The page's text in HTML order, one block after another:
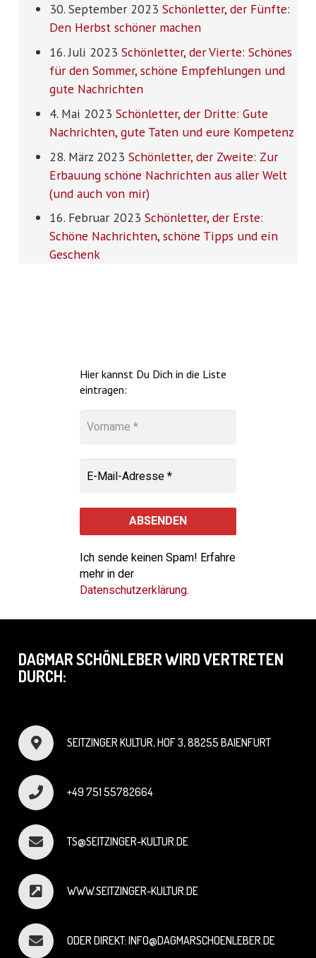
30. September 2023 Schönletter, der Fünfte:
Den Herbst schöner machen
16. Juli 2023 Schönletter, der Vierte: Schönes
für den Sommer, schöne Empfehlungen und
gute Nachrichten
4. Mai 2023 Schönletter, der Dritte: Gute
Nachrichten, gute Taten und eure Kompetenz
28. März 2023 Schönletter, der Zweite: Zur
Erbauung schöne Nachrichten aus aller Welt
(und auch von mir)
16. Februar 2023 Schönletter, der Erste:
Schöne Nachrichten, schöne Tipps und ein
Geschenk
Hier kannst Du Dich in die Liste
eintragen:
Ich sende keinen Spam! Erfahre
mehr in der
Datenschutzerklärung.
DAGMAR SCHÖNLEBER WIRD VERTRETEN
DURCH:
SEITZINGER KULTUR, HOF 3, 88255 BAIENFURT
+49 751 55782664
TS@SEITZINGER-KULTUR.DE
WWW.SEITZINGER-KULTUR.DE
ODER DIREKT: INFO@DAGMARSCHOENLEBER.DE